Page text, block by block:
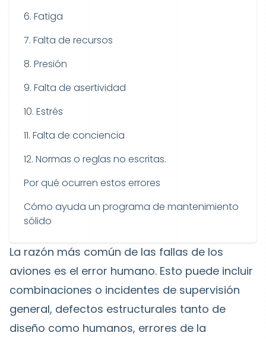
6. Fatiga
7. Falta de recursos
8. Presión
9. Falta de asertividad
10. Estrés
11. Falta de conciencia
12. Normas o reglas no escritas.
Por qué ocurren estos errores
Cómo ayuda un programa de mantenimiento
sólido
La razón más común de las fallas de los
aviones es el error humano. Esto puede incluir
combinaciones o incidentes de supervisión
general, defectos estructurales tanto de
diseño como humanos, errores de la